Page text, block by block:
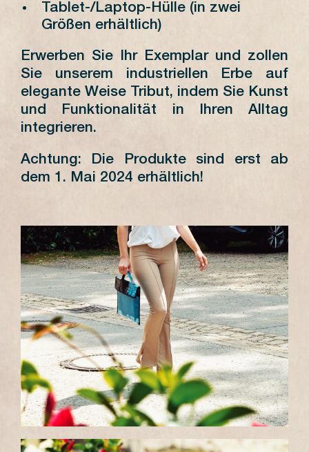
Tablet-/Laptop-Hülle (in zwei
Größen erhältlich)
Erwerben Sie Ihr Exemplar und zollen
Sie unserem industriellen Erbe auf
elegante Weise Tribut, indem Sie Kunst
und Funktionalität in Ihren Alltag
integrieren.
Achtung: Die Produkte sind erst ab
dem 1. Mai 2024 erhältlich!